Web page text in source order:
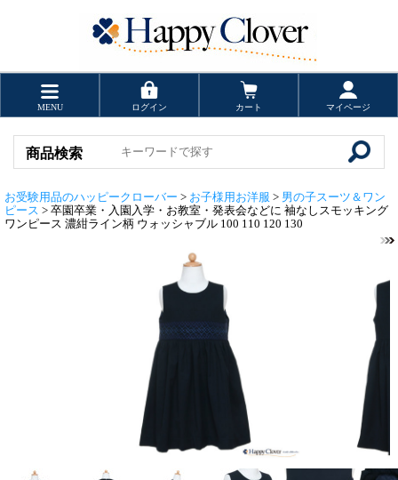
MENU ログイン カート マイページ
商品検索
お受験用品のハッピークローバー > お子様用お洋服 > 男の子スーツ＆ワン
ピース > 卒園卒業・入園入学・お教室・発表会などに 袖なしスモッキング
ワンピース 濃紺ライン柄 ウォッシャブル 100 110 120 130